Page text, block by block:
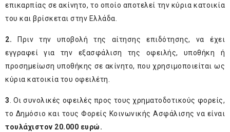
επικαρπίας σε ακίνητο, το οποίο αποτελεί την κύρια κατοικία
του και βρίσκεται στην Ελλάδα.
2. Πριν την υποβολή της αίτησης επιδότησης, να έχει
εγγραφεί για την εξασφάλιση της οφειλής, υποθήκη ή
προσημείωση υποθήκης σε ακίνητο, που χρησιμοποιείται ως
κύρια κατοικία του οφειλέτη.
3. Οι συνολικές οφειλές προς τους χρηματοδοτικούς φορείς,
το Δημόσιο και τους Φορείς Κοινωνικής Ασφάλισης να είναι
τουλάχιστον 20.000 ευρώ.